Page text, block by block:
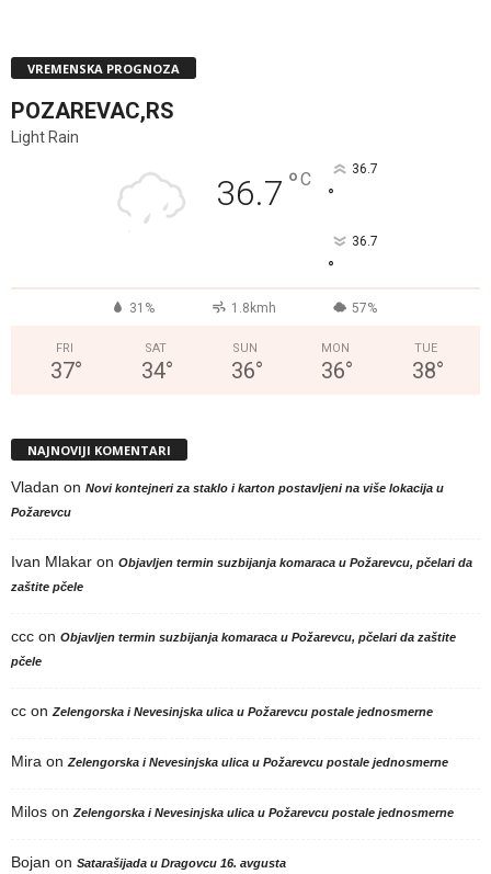
VREMENSKA PROGNOZA
POZAREVAC,RS
Light Rain
36.7 °C 36.7
°
36.7
°
31% 1.8kmh 57%
FRI
37°
SAT
34°
SUN
36°
MON
36°
TUE
38°
NAJNOVIJI KOMENTARI
Vladan on Novi kontejneri za staklo i karton postavljeni na više lokacija u
Požarevcu
Ivan Mlakar on Objavljen termin suzbijanja komaraca u Požarevcu, pčelari da
zaštite pčele
ccc on Objavljen termin suzbijanja komaraca u Požarevcu, pčelari da zaštite
pčele
cc on Zelengorska i Nevesinjska ulica u Požarevcu postale jednosmerne
Mira on Zelengorska i Nevesinjska ulica u Požarevcu postale jednosmerne
Milos on Zelengorska i Nevesinjska ulica u Požarevcu postale jednosmerne
Bojan on Satarašijada u Dragovcu 16. avgusta